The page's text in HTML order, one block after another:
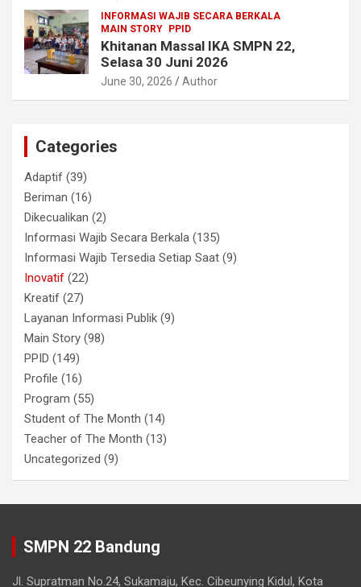
INFORMASI WAJIB SECARA BERKALA
MAIN STORY
PPID
Khitanan Massal IKA SMPN 22,
Selasa 30 Juni 2026
June 30, 2026 Author
Categories
Adaptif (39)
Beriman (16)
Dikecualikan (2)
Informasi Wajib Secara Berkala (135)
Informasi Wajib Tersedia Setiap Saat (9)
Inovatif (22)
Kreatif (27)
Layanan Informasi Publik (9)
Main Story (98)
PPID (149)
Profile (16)
Program (55)
Student of The Month (14)
Teacher of The Month (13)
Uncategorized (9)
SMPN 22 Bandung
Jl. Supratman No.24, Sukamaju, Kec. Cibeunying Kidul, Kota